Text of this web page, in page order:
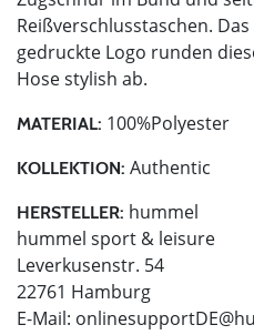
Reißverschlusstaschen.
gedruckte Logo runden
Hose stylish ab.
MATERIAL: 100%Polyester
KOLLEKTION: Authentic
HERSTELLER: hummel
hummel sport & leisure
Leverkusenstr. 54
22761 Hamburg
E-Mail: